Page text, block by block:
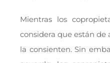
Mientras los
considera que están de
la consienten. Sin